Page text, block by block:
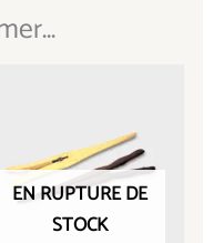
EN RUPTURE DE
STOCK